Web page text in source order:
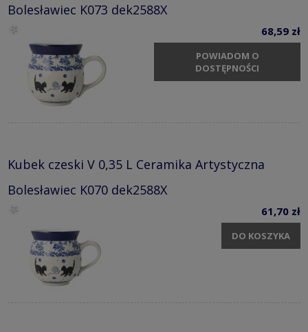
Bolesławiec K073 dek2588X
68,59 zł
POWIADOM O
DOSTĘPNOŚCI
Kubek czeski V 0,35 L Ceramika Artystyczna
Bolesławiec K070 dek2588X
61,70 zł
DO KOSZYKA